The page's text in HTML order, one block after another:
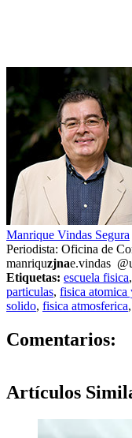
Manrique Vindas Segura
Periodista: Oficina de
manriquzjnae.vindas
Etiquetas: escuela fisica,
particulas, fisica atomica
solido, fisica atmosferica,
Comentarios:
Artículos